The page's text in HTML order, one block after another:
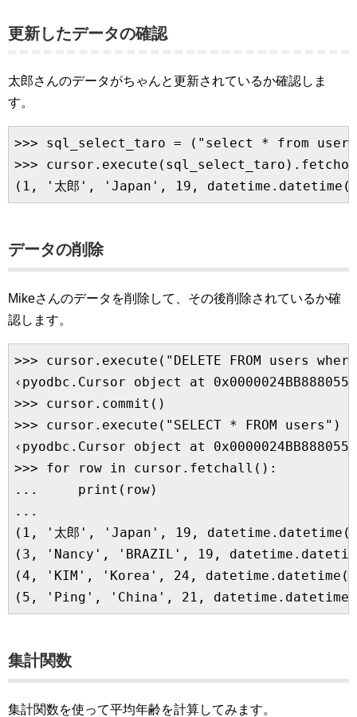
更新したデータの確認
太郎さんのデータがちゃんと更新されているか確認しま
す。
>>> sql_select_taro = ("select * from users
>>>
データの削除
Mikeさんのデータを削除して、その後削除されているか確
認します。
>>> cursor.execute("DELETE FROM users
‹pyodbc.Cursor object at
>>> cursor.commit()
>>> cursor.execute("SELECT * FROM users")
‹pyodbc.Cursor object at
>>> for row in cursor.fetchall():
...     print(row)
...
(1, '太郎', 'Japan', 19,
(3, 'Nancy', 'BRAZIL', 19,
(4, 'KIM', 'Korea', 24,
集計関数
集計関数を使って平均年齢を計算してみます。